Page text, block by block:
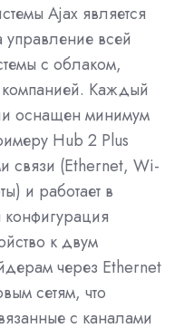
Ajax является
управление всей
с облаком,
Каждый
оснащен минимум
Hub 2 Plus
связи (Ethernet, Wi-
и работает в
конфигурация
к двум
через Ethernet
сетям, что
с каналами